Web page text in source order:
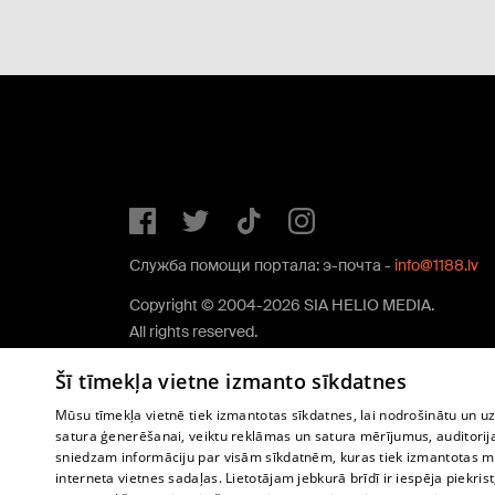
Служба помощи портала: э-почта - info@1188.lv
Copyright © 2004-2026 SIA HELIO MEDIA.
All rights reserved.
Šī tīmekļa vietne izmanto sīkdatnes
Mūsu tīmekļa vietnē tiek izmantotas sīkdatnes, lai nodrošinātu un
satura ģenerēšanai, veiktu reklāmas un satura mērījumus,
sniedzam informāciju par visām sīkdatnēm, kuras tiek izmantotas
interneta vietnes sadaļas. Lietotājam jebkurā brīdī ir iespēja